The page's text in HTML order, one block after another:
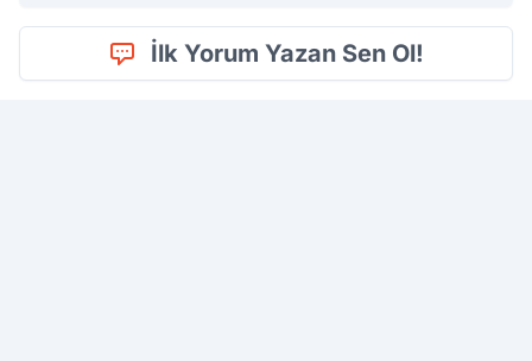
İlk Yorum Yazan Sen Ol!